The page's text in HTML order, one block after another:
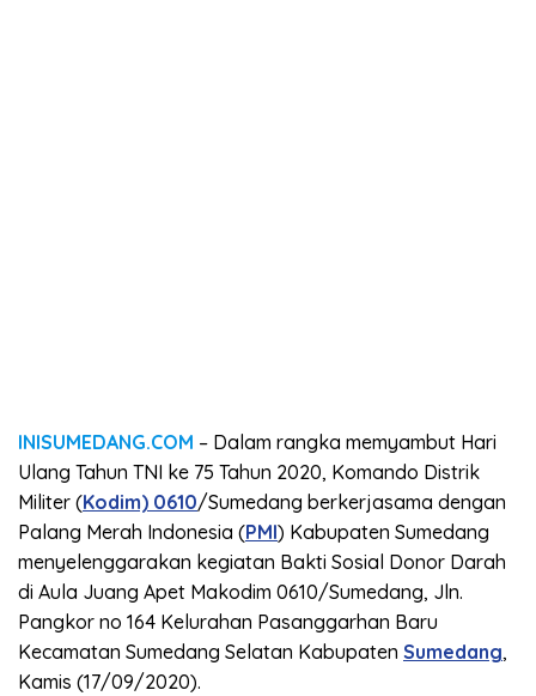
INISUMEDANG.COM – Dalam rangka memyambut Hari
Ulang Tahun TNI ke 75 Tahun 2020, Komando Distrik
Militer (Kodim) 0610/Sumedang berkerjasama dengan
Palang Merah Indonesia (PMI) Kabupaten Sumedang
menyelenggarakan kegiatan Bakti Sosial Donor Darah
di Aula Juang Apet Makodim 0610/Sumedang, Jln.
Pangkor no 164 Kelurahan Pasanggarhan Baru
Kecamatan Sumedang Selatan Kabupaten Sumedang,
Kamis (17/09/2020).